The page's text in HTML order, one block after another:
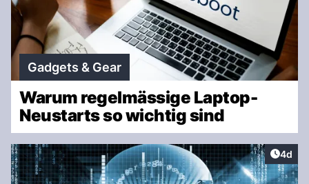
Gadgets & Gear
Warum regelmässige Laptop-
Neustarts so wichtig sind
4d